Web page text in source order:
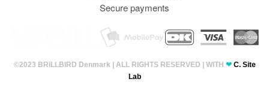
Secure payments
©2023 BRiLLBIRD Denmark | ALL RIGHTS RESERVED | WITH ❤ C. Site
Lab